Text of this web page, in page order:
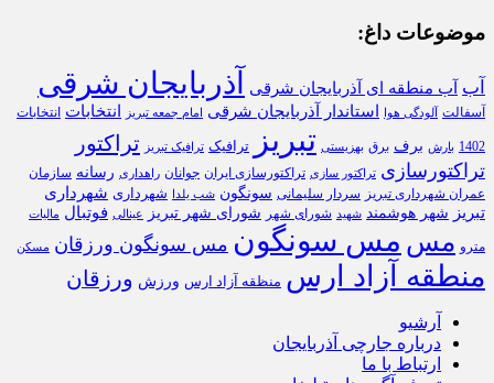
موضوعات داغ:
آب آب منطقه ای آذربایجان شرقی آذربایجان شرقی
آسفالت آلودگی هوا استاندار آذربایجان شرقی امام جمعه تبریز انتخابات انتخابات
1402 بارش برف برق بهزیستی تبریز ترافیک ترافیک تبریز تراکتور
تراکتورسازی تراکتور سازی تراکتورسازی ایران جوانان راهداری رسانه سازمان
عمران شهرداری تبریز سردار سلیمانی سونگون شب یلدا شهرداری شهرداری
تبریز شهر هوشمند شهید شورای شهر شورای شهر تبریز عینالی فوتبال مالیات
مترو مس مس سونگون مس سونگون ورزقان مسکن
منطقه آزاد ارس منظقه آزاد ارس ورزش ورزقان
آرشیو
درباره جارچی آذربایجان
ارتباط با ما